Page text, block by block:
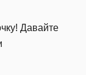
Давайте